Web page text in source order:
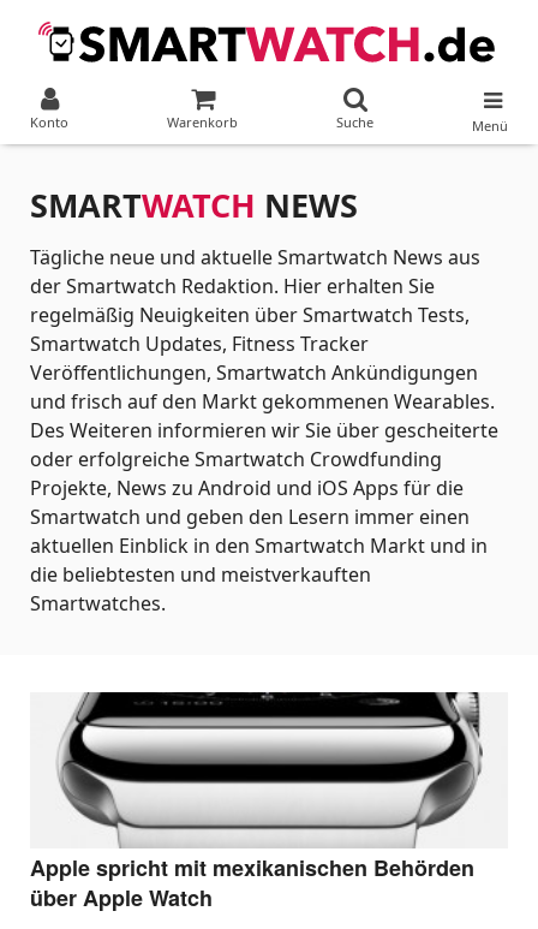
Konto Warenkorb Suche Menü
SMARTWATCH NEWS
Tägliche neue und aktuelle Smartwatch News aus
der Smartwatch Redaktion. Hier erhalten Sie
regelmäßig Neuigkeiten über Smartwatch Tests,
Smartwatch Updates, Fitness Tracker
Veröffentlichungen, Smartwatch Ankündigungen
und frisch auf den Markt gekommenen Wearables.
Des Weiteren informieren wir Sie über gescheiterte
oder erfolgreiche Smartwatch Crowdfunding
Projekte, News zu Android und iOS Apps für die
Smartwatch und geben den Lesern immer einen
aktuellen Einblick in den Smartwatch Markt und in
die beliebtesten und meistverkauften
Smartwatches.
Apple spricht mit mexikanischen Behörden
über Apple Watch